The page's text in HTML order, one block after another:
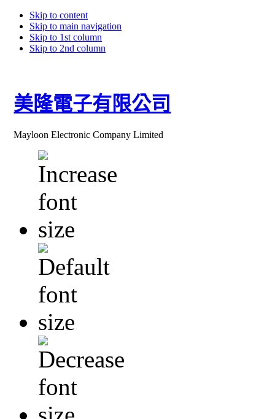
Skip to content
Skip to main navigation
Skip to 1st column
Skip to 2nd column
美隆電子有限公司
Mayloon Electronic Company Limited